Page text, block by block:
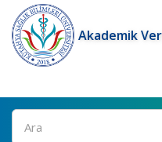
Akademik
Ara